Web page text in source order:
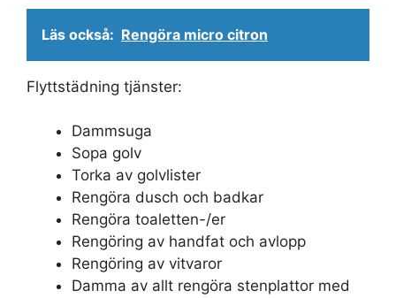
Läs också: Rengöra micro citron
Flyttstädning tjänster:
Dammsuga
Sopa golv
Torka av golvlister
Rengöra dusch och badkar
Rengöra toaletten-/er
Rengöring av handfat och avlopp
Rengöring av vitvaror
Damma av allt rengöra stenplattor med